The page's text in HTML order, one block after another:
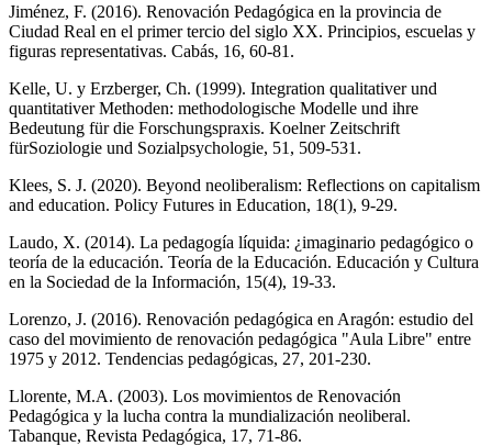
Jiménez, F. (2016). Renovación Pedagógica en la provincia de
Ciudad Real en el primer tercio del siglo XX. Principios, escuelas y
figuras representativas. Cabás, 16, 60-81.
Kelle, U. y Erzberger, Ch. (1999). Integration qualitativer und
quantitativer Methoden: methodologische Modelle und ihre
Bedeutung für die Forschungspraxis. Koelner Zeitschrift
fürSoziologie und Sozialpsychologie, 51, 509-531.
Klees, S. J. (2020). Beyond neoliberalism: Reflections on capitalism
and education. Policy Futures in Education, 18(1), 9-29.
Laudo, X. (2014). La pedagogía líquida: ¿imaginario pedagógico o
teoría de la educación. Teoría de la Educación. Educación y Cultura
en la Sociedad de la Información, 15(4), 19-33.
Lorenzo, J. (2016). Renovación pedagógica en Aragón: estudio del
caso del movimiento de renovación pedagógica "Aula Libre" entre
1975 y 2012. Tendencias pedagógicas, 27, 201-230.
Llorente, M.A. (2003). Los movimientos de Renovación
Pedagógica y la lucha contra la mundialización neoliberal.
Tabanque, Revista Pedagógica, 17, 71-86.